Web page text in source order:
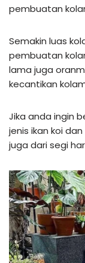
pembuatan
Semakin luas
pembuatan
lama juga
kecantikan
Jika anda ingin
jenis ikan koi
juga dari segi